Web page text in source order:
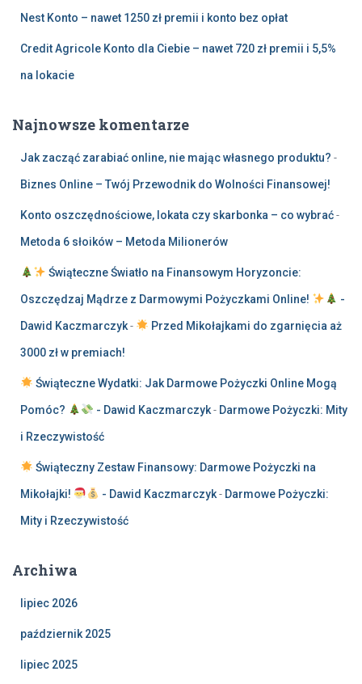
Nest Konto – nawet 1250 zł premii i konto bez opłat
Credit Agricole Konto dla Ciebie – nawet 720 zł premii i 5,5%
na lokacie
Najnowsze komentarze
Jak zacząć zarabiać online, nie mając własnego produktu? -
Biznes Online – Twój Przewodnik do Wolności Finansowej!
Konto oszczędnościowe, lokata czy skarbonka – co wybrać-
Metoda 6 słoików – Metoda Milionerów
Świąteczne Światło na Finansowym Horyzoncie:
Oszczędzaj Mądrze z Darmowymi Pożyczkami Online! -
Dawid Kaczmarczyk- Przed Mikołajkami do zgarnięcia aż
3000 zł w premiach!
Świąteczne Wydatki: Jak Darmowe Pożyczki Online Mogą
Pomóc? - Dawid Kaczmarczyk- Darmowe Pożyczki: Mity
i Rzeczywistość
Świąteczny Zestaw Finansowy: Darmowe Pożyczki na
Mikołajki! - Dawid Kaczmarczyk- Darmowe Pożyczki:
Mity i Rzeczywistość
Archiwa
lipiec 2026
październik 2025
lipiec 2025